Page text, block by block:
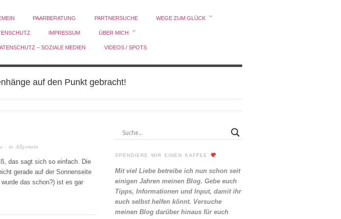
PAARBERATUNG PARTNERSUCHE WEGE ZUM GLÜCK
IMPRESSUM ÜBER MICH
– SOZIALE MEDIEN VIDEOS / SPOTS
auf den Punkt gebracht!
· in Allgemein
das sagt sich so einfach. Die
gerade auf der Sonnenseite
das schon?) ist es gar
SPENDIERE MIR EINEN KAFFEE
Mit viel Liebe betreibe ich nun schon seit
einigen Jahren meinen Blog. Gebe euch
Tipps, Informationen und Input, damit ihr
euch selbst helfen könnt. Versuche
meinen Blog darüber hinaus für euch